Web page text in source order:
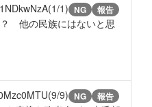
1) NG 報告
他の民族にはないと思
9) NG 報告